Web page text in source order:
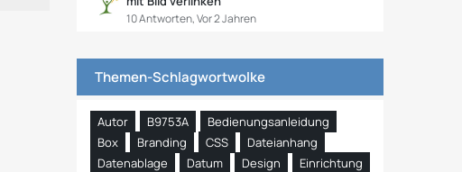
10 Antworten, Vor 2 Jahren
Themen-Schlagwortwolke
Autor B9753A
Bedienungsanleidung
Box
Branding CSS
Dateianhang
Datenablage
Datum Design
Einrichtung